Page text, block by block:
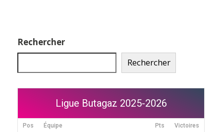
Rechercher
Rechercher
Ligue Butagaz 2025-2026
Pos Équipe Pts Victoires